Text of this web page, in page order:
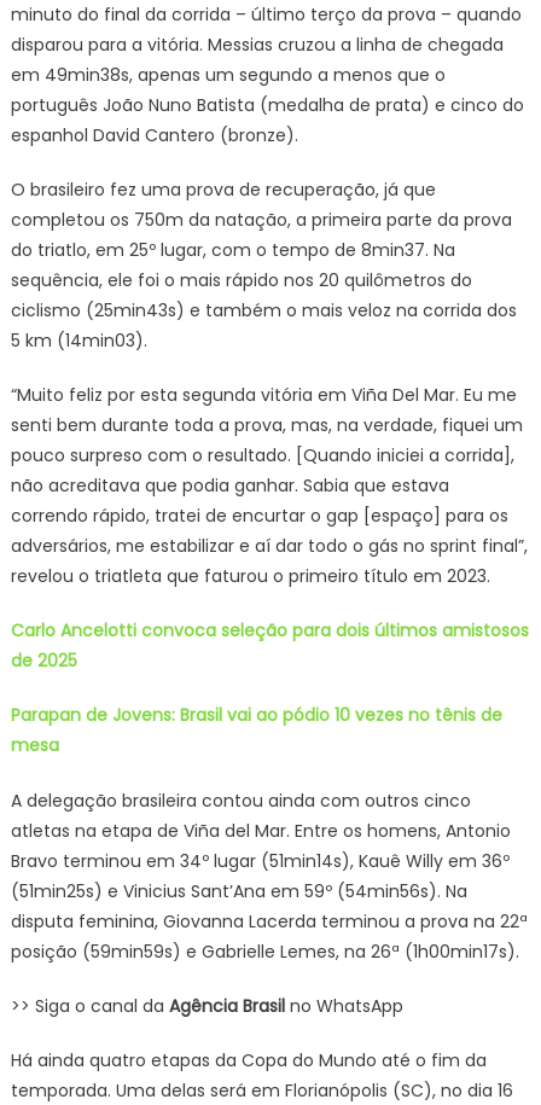
da
Copa
do
Mundo
no
minuto do final da corrida – último terço da prova – quando
disparou para a vitória. Messias cruzou a linha de chegada
em 49min38s, apenas um segundo a menos que o
português João Nuno Batista (medalha de prata) e cinco do
espanhol David Cantero (bronze).
O brasileiro fez uma prova de recuperação, já que
completou os 750m da natação, a primeira parte da prova
do triatlo, em 25º lugar, com o tempo de 8min37. Na
sequência, ele foi o mais rápido nos 20 quilômetros do
ciclismo (25min43s) e também o mais veloz na corrida dos
5 km (14min03).
“Muito feliz por esta segunda vitória em Viña Del Mar. Eu me
senti bem durante toda a prova, mas, na verdade, fiquei um
pouco surpreso com o resultado. [Quando iniciei a corrida],
não acreditava que podia ganhar. Sabia que estava
correndo rápido, tratei de encurtar o gap [espaço] para os
adversários, me estabilizar e aí dar todo o gás no sprint final”,
revelou o triatleta que faturou o primeiro título em 2023.
Carlo Ancelotti convoca seleção para dois últimos amistosos
de 2025
Parapan de Jovens: Brasil vai ao pódio 10 vezes no tênis de
mesa
A delegação brasileira contou ainda com outros cinco
atletas na etapa de Viña del Mar. Entre os homens, Antonio
Bravo terminou em 34º lugar (51min14s), Kauê Willy em 36º
(51min25s) e Vinicius Sant’Ana em 59º (54min56s). Na
disputa feminina, Giovanna Lacerda terminou a prova na 22ª
posição (59min59s) e Gabrielle Lemes, na 26ª (1h00min17s).
>> Siga o canal da Agência Brasil no WhatsApp
Há ainda quatro etapas da Copa do Mundo até o fim da
temporada. Uma delas será em Florianópolis (SC), no dia 16